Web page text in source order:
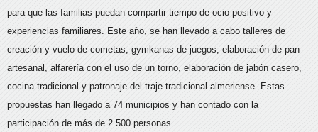
para que las familias puedan compartir tiempo de ocio positivo y
experiencias familiares. Este año, se han llevado a cabo talleres de
creación y vuelo de cometas, gymkanas de juegos, elaboración de pan
artesanal, alfarería con el uso de un torno, elaboración de jabón casero,
cocina tradicional y patronaje del traje tradicional almeriense. Estas
propuestas han llegado a 74 municipios y han contado con la
participación de más de 2.500 personas.